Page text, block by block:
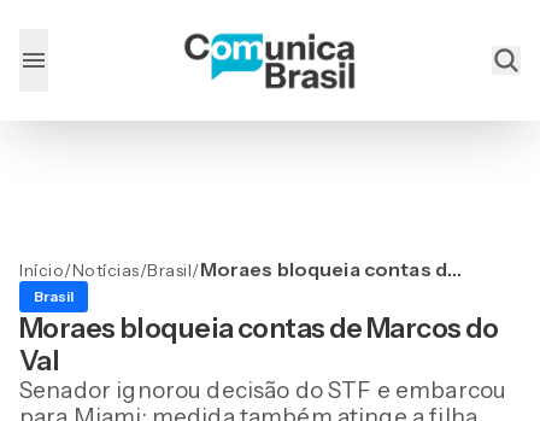
Início/Notícias/Brasil/Moraes bloqueia contas de
Brasil
Moraes bloqueia contas de Marcos do
Val
Senador ignorou decisão do STF e embarcou